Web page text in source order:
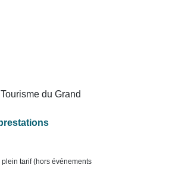
du Grand
tarif (hors événements